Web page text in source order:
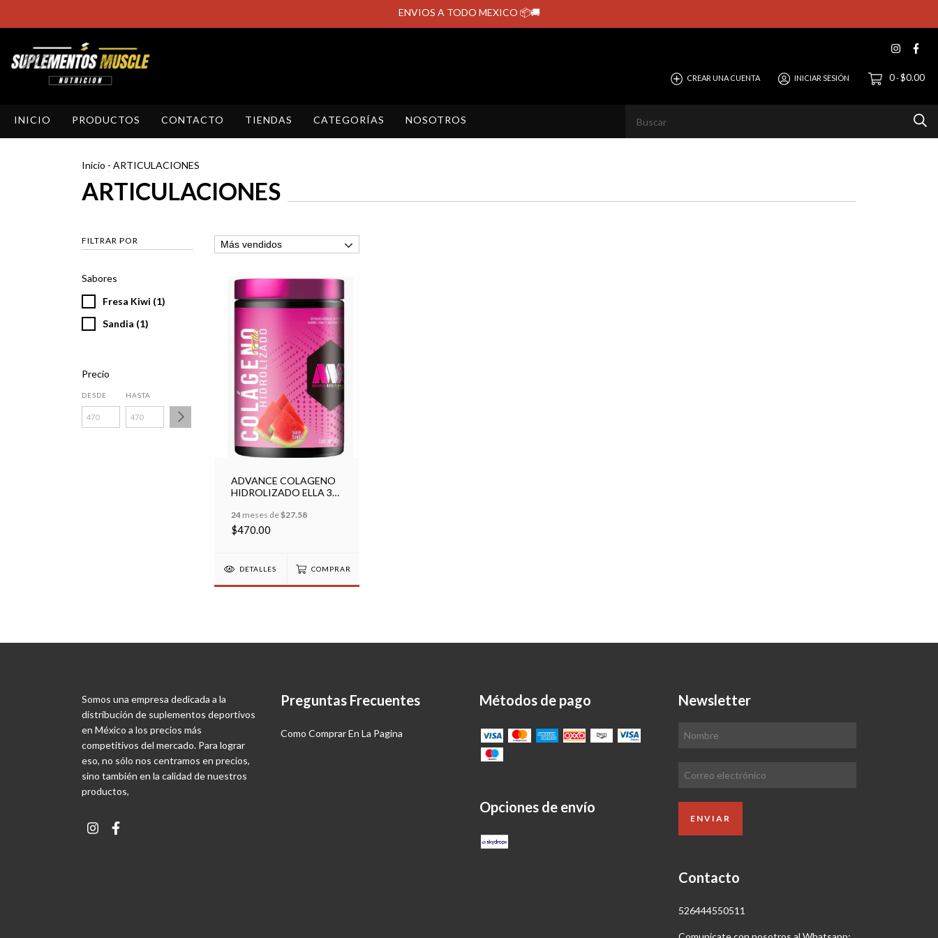
ENVIOS A TODO MEXICO 📦🚚
CREAR UNA CUENTA INICIAR SESIÓN 0-$0.00
INICIO PRODUCTOS CONTACTO TIENDAS CATEGORÍAS NOSOTROS
Inicio - ARTICULACIONES
ARTICULACIONES
FILTRAR POR
Sabores
Fresa Kiwi (1)
Sandia (1)
Precio
DESDE HASTA
ADVANCE COLAGENO
HIDROLIZADO ELLA 30
24 meses de$27.58
$470.00
DETALLES COMPRAR
Somos una empresa dedicada a la
distribución de suplementos deportivos
en México a los precios más
competitivos del mercado. Para lograr
eso, no sólo nos centramos en precios,
sino también en la calidad de nuestros
productos,
Preguntas Frecuentes
Como Comprar En La Pagina
Métodos de pago
Opciones de envío
Newsletter
Contacto
526444550511